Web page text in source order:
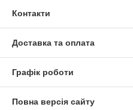
Контакти
Доставка та оплата
Графік роботи
Повна версія сайту